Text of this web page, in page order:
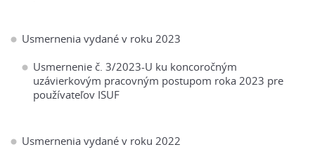
Usmernenia vydané v roku 2023
Usmernenie č. 3/2023-U ku koncoročným
uzávierkovým pracovným postupom roka 2023 pre
používateľov ISUF
Usmernenia vydané v roku 2022